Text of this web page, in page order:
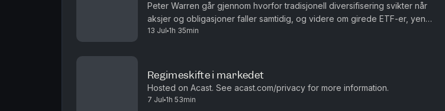
Peter Warren går gjennom hvorfor tradisjonell diversifisering svikter når
aksjer og obligasjoner faller samtidig, og videre om girede ETF-er, yen
carry-trade og verdsettelsen av AI- og datasenterboome...
13 Jul 1h 35min
Regimeskifte i markedet
Hosted on Acast. See acast.com/privacy for more information.
7 Jul 1h 53min